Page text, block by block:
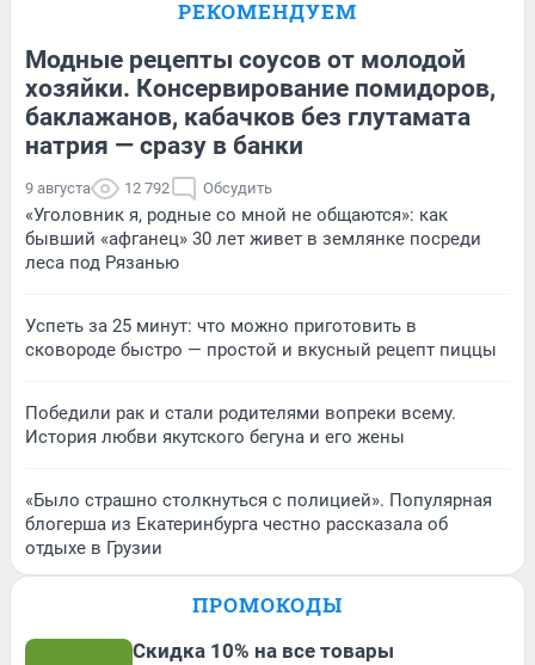
РЕКОМЕНДУЕМ
Модные рецепты соусов от молодой
хозяйки. Консервирование помидоров,
баклажанов, кабачков без глутамата
натрия — сразу в банки
9 августа 12 792 Обсудить
«Уголовник я, родные со мной не общаются»: как
бывший «афганец» 30 лет живет в землянке посреди
леса под Рязанью
Успеть за 25 минут: что можно приготовить в
сковороде быстро — простой и вкусный рецепт пиццы
Победили рак и стали родителями вопреки всему.
История любви якутского бегуна и его жены
«Было страшно столкнуться с полицией». Популярная
блогерша из Екатеринбурга честно рассказала об
отдыхе в Грузии
ПРОМОКОДЫ
Скидка 10% на все товары